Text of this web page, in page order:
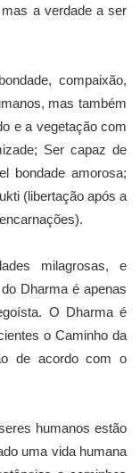
a verdade a ser
compaixão,
mas também
e a vegetação com
Ser capaz de
bondade amorosa;
(libertação após a
milagrosas, e
Dharma é apenas
O Dharma é
o Caminho da
de acordo com o
humanos estão
uma vida humana